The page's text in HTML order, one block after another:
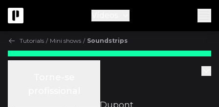
Tutorials / Mini shows / Soundstrips